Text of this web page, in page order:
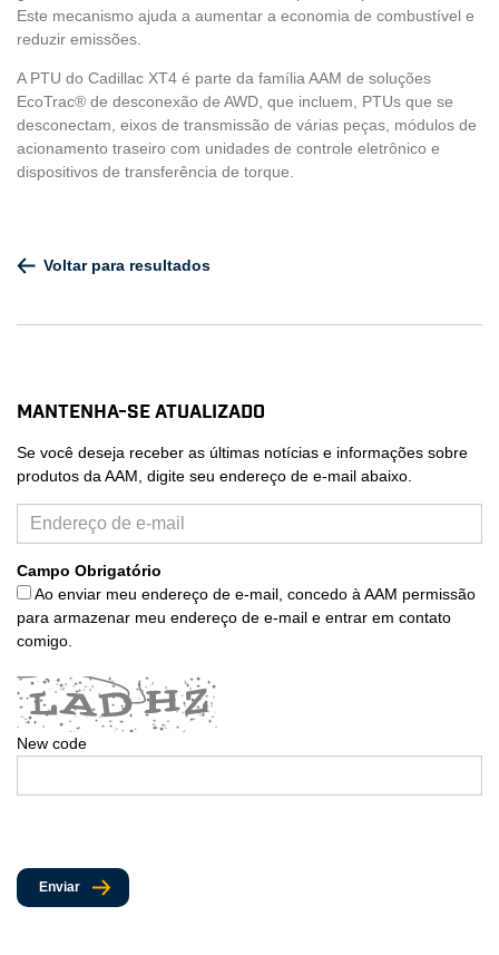
Este mecanismo ajuda a aumentar a economia de combustível e
reduzir emissões.
A PTU do Cadillac XT4 é parte da família AAM de soluções
EcoTrac® de desconexão de AWD, que incluem, PTUs que se
desconectam, eixos de transmissão de várias peças, módulos de
acionamento traseiro com unidades de controle eletrônico e
dispositivos de transferência de torque.
Voltar para resultados
Mantenha-se atualizado
Se você deseja receber as últimas notícias e informações sobre
produtos da AAM, digite seu endereço de e-mail abaixo.
Campo Obrigatório
Ao enviar meu endereço de e-mail, concedo à AAM permissão
para armazenar meu endereço de e-mail e entrar em contato
comigo.
New code
Enviar